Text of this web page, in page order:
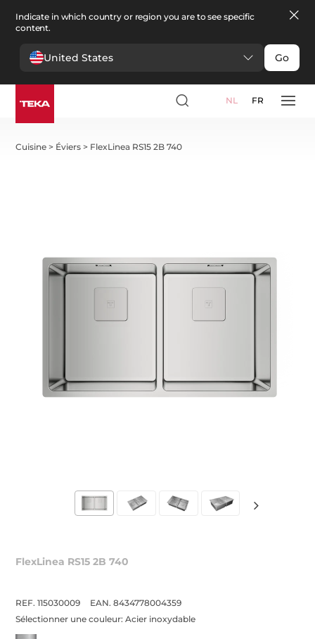
Indicate in which country or region you are to see specific
content.
United States Go
NL FR
Cuisine > Éviers > FlexLinea RS15 2B 740
FlexLinea RS15 2B 740
REF. 115030009
EAN. 8434778004359
Sélectionner une couleur:Acier inoxydable